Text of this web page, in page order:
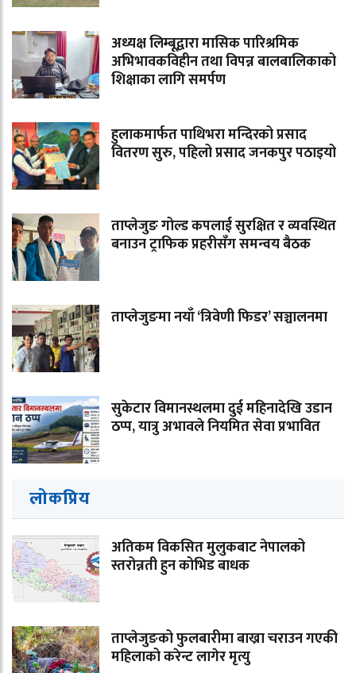
अध्यक्ष लिम्बूद्वारा मासिक पारिश्रमिक
अभिभावकविहीन तथा विपन्न बालबालिकाको
शिक्षाका लागि समर्पण
हुलाकमार्फत पाथिभरा मन्दिरको प्रसाद
वितरण सुरु, पहिलो प्रसाद जनकपुर पठाइयो
ताप्लेजुङ गोल्ड कपलाई सुरक्षित र व्यवस्थित
बनाउन ट्राफिक प्रहरीसँग समन्वय बैठक
ताप्लेजुङमा नयाँ ‘त्रिवेणी फिडर’ सञ्चालनमा
सुकेटार विमानस्थलमा दुई महिनादेखि उडान
ठप्प, यात्रु अभावले नियमित सेवा प्रभावित
लोकप्रिय
अतिकम विकसित मुलुकबाट नेपालको
स्तरोन्नती हुन कोभिड बाधक
ताप्लेजुङको फुलबारीमा बाख्रा चराउन गएकी
महिलाको करेन्ट लागेर मृत्यु